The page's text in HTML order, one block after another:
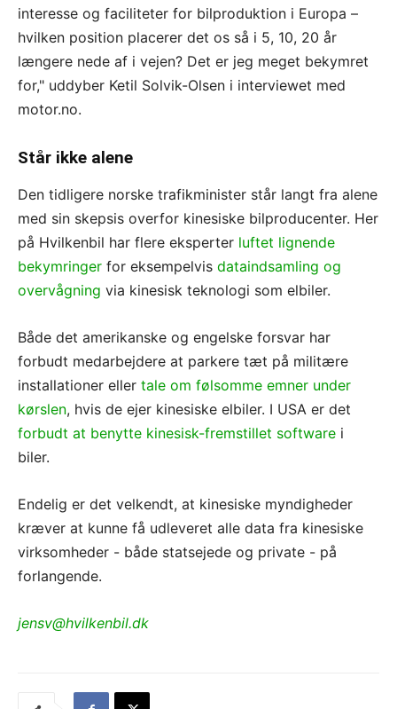
interesse og faciliteter for bilproduktion i Europa –
hvilken position placerer det os så i 5, 10, 20 år
længere nede af i vejen? Det er jeg meget bekymret
for," uddyber Ketil Solvik-Olsen i interviewet med
motor.no.
Står ikke alene
Den tidligere norske trafikminister står langt fra alene
med sin skepsis overfor kinesiske bilproducenter. Her
på Hvilkenbil har flere eksperter luftet lignende
bekymringer for eksempelvis dataindsamling og
overvågning via kinesisk teknologi som elbiler.
Både det amerikanske og engelske forsvar har
forbudt medarbejdere at parkere tæt på militære
installationer eller tale om følsomme emner under
kørslen, hvis de ejer kinesiske elbiler. I USA er det
forbudt at benytte kinesisk-fremstillet software i
biler.
Endelig er det velkendt, at kinesiske myndigheder
kræver at kunne få udleveret alle data fra kinesiske
virksomheder - både statsejede og private - på
forlangende.
jensv@hvilkenbil.dk